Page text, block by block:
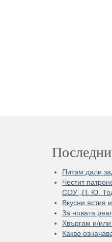
Питам дали
Честит
СОУ „П. Ю.
Вкусни ястия
За новата
Хвъргам и/
Какво